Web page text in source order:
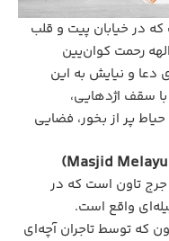
در خیابان پیت و قلب
رحمت کوان‌یین
دعا و نیایش به این
سقف اژدهایی،
پر از بخور، فضایی
تاون است که در
واقع است.
که توسط تاجران آچه‌ای